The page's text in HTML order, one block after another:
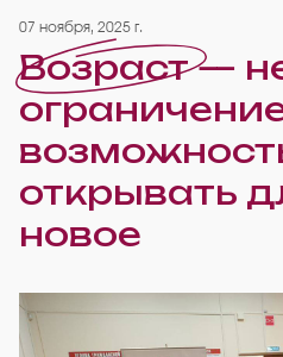
07 ноября, 2025 г.
Возраст —
открывать
новое